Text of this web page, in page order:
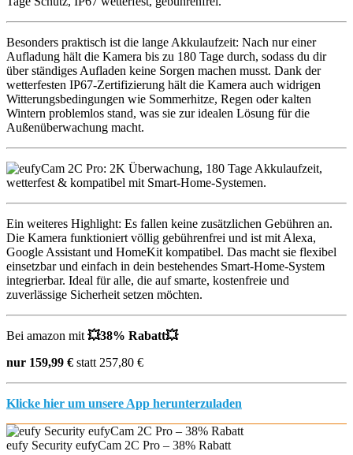
Besonders praktisch ist die lange Akkulaufzeit: Nach nur einer
Aufladung hält die Kamera bis zu 180 Tage durch, sodass du dir
über ständiges Aufladen keine Sorgen machen musst. Dank der
wetterfesten IP67-Zertifizierung hält die Kamera auch widrigen
Witterungsbedingungen wie Sommerhitze, Regen oder kalten
Wintern problemlos stand, was sie zur idealen Lösung für die
Außenüberwachung macht.
Ein weiteres Highlight: Es fallen keine zusätzlichen Gebühren an.
Die Kamera funktioniert völlig gebührenfrei und ist mit Alexa,
Google Assistant und HomeKit kompatibel. Das macht sie flexibel
einsetzbar und einfach in dein bestehendes Smart-Home-System
integrierbar. Ideal für alle, die auf smarte, kostenfreie und
zuverlässige Sicherheit setzen möchten.
Bei amazon mit 💥38% Rabatt💥
nur 159,99 € statt 257,80 €
Klicke hier um unsere App herunterzuladen
eufy Security eufyCam 2C Pro – 38% Rabatt